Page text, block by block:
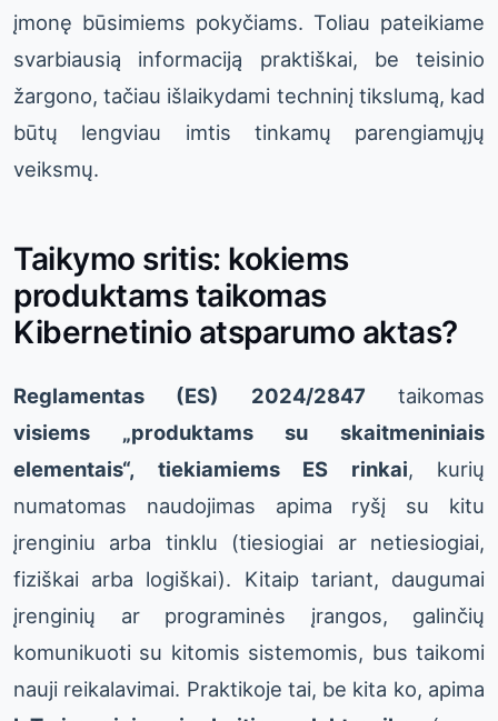
įmonę būsimiems pokyčiams. Toliau pateikiame
svarbiausią informaciją praktiškai, be teisinio
žargono, tačiau išlaikydami techninį tikslumą, kad
būtų lengviau imtis tinkamų parengiamųjų
veiksmų.
Taikymo sritis: kokiems
produktams taikomas
Kibernetinio atsparumo aktas?
Reglamentas (ES) 2024/2847 taikomas
visiems „produktams su skaitmeniniais
elementais“, tiekiamiems ES rinkai, kurių
numatomas naudojimas apima ryšį su kitu
įrenginiu arba tinklu (tiesiogiai ar netiesiogiai,
fiziškai arba logiškai). Kitaip tariant, daugumai
įrenginių ar programinės įrangos, galinčių
komunikuoti su kitomis sistemomis, bus taikomi
nauji reikalavimai. Praktikoje tai, be kita ko, apima